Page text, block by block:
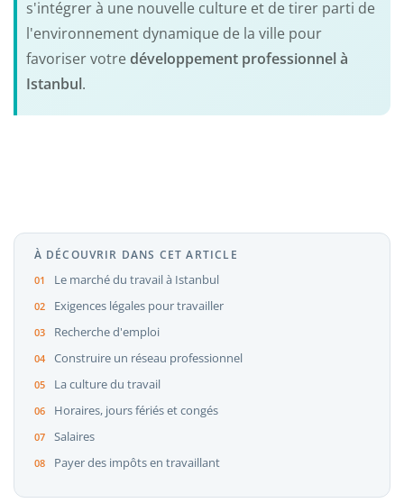
s'intégrer à une nouvelle culture et de tirer parti de
l'environnement dynamique de la ville pour
favoriser votre développement professionnel à
Istanbul.
À DÉCOUVRIR DANS CET ARTICLE
Le marché du travail à Istanbul
Exigences légales pour travailler
Recherche d'emploi
Construire un réseau professionnel
La culture du travail
Horaires, jours fériés et congés
Salaires
Payer des impôts en travaillant